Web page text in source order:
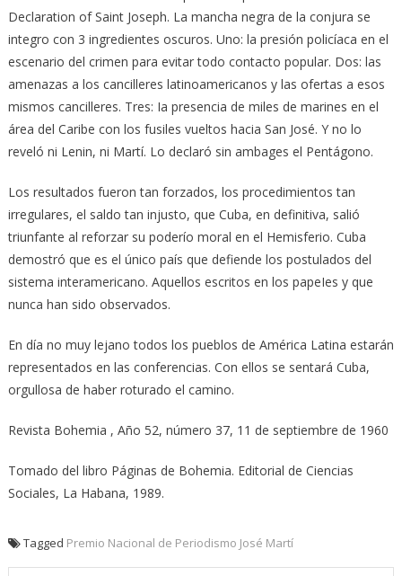
Declaration of Saint Joseph. La mancha negra de la conjura se
integro con 3 ingredientes oscuros. Uno: la presión policíaca en el
escenario del crimen para evitar todo contacto popular. Dos: las
amenazas a los cancilleres latinoamericanos y las ofertas a esos
mismos cancilleres. Tres: Ia presencia de miles de marines en el
área del Caribe con los fusiles vueltos hacia San José. Y no lo
reveló ni Lenin, ni Martí. Lo declaró sin ambages el Pentágono.
Los resultados fueron tan forzados, los procedimientos tan
irregulares, el saldo tan injusto, que Cuba, en definitiva, salió
triunfante al reforzar su poderío moral en el Hemisferio. Cuba
demostró que es el único país que defiende los postulados del
sistema interamericano. Aquellos escritos en los papeIes y que
nunca han sido observados.
En día no muy lejano todos los pueblos de América Latina estarán
representados en las conferencias. Con ellos se sentará Cuba,
orgullosa de haber roturado el camino.
Revista Bohemia , Año 52, número 37, 11 de septiembre de 1960
Tomado del libro Páginas de Bohemia. Editorial de Ciencias
Sociales, La Habana, 1989.
Tagged Premio Nacional de Periodismo José Martí